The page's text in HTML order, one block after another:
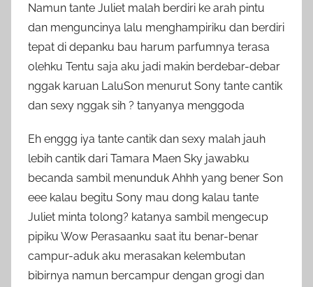
Namun tante Juliet malah berdiri ke arah pintu
dan menguncinya lalu menghampiriku dan berdiri
tepat di depanku bau harum parfumnya terasa
olehku Tentu saja aku jadi makin berdebar-debar
nggak karuan LaluSon menurut Sony tante cantik
dan sexy nggak sih ? tanyanya menggoda
Eh enggg iya tante cantik dan sexy malah jauh
lebih cantik dari Tamara Maen Sky jawabku
becanda sambil menunduk Ahhh yang bener Son
eee kalau begitu Sony mau dong kalau tante
Juliet minta tolong? katanya sambil mengecup
pipiku Wow Perasaanku saat itu benar-benar
campur-aduk aku merasakan kelembutan
bibirnya namun bercampur dengan grogi dan